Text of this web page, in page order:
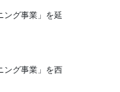
ング事業」を延
ング事業」を西